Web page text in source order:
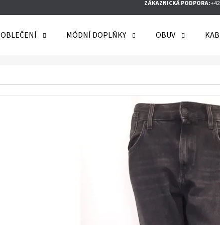
ZÁKAZNICKÁ PODPORA:
OBLEČENÍ MÓDNÍ DOPLŇKY OBUV
HLEDAT